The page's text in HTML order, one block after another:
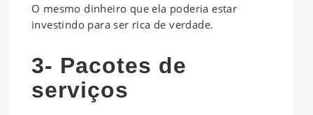
O mesmo dinheiro que ela poderia estar
investindo para ser rica de verdade.
3- Pacotes de
serviços